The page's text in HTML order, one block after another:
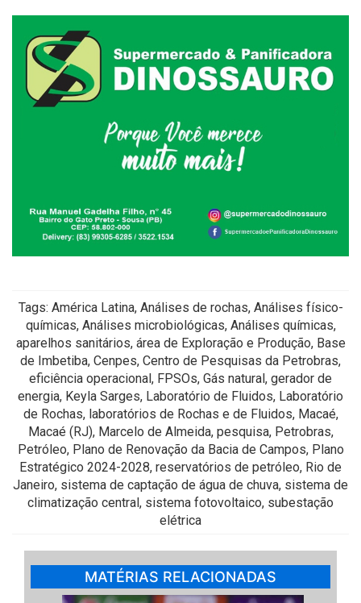
Tags: América Latina, Análises de rochas, Análises físico-
químicas, Análises microbiológicas, Análises químicas,
aparelhos sanitários, área de Exploração e Produção, Base
de Imbetiba, Cenpes, Centro de Pesquisas da Petrobras,
eficiência operacional, FPSOs, Gás natural, gerador de
energia, Keyla Sarges, Laboratório de Fluidos, Laboratório
de Rochas, laboratórios de Rochas e de Fluidos, Macaé,
Macaé (RJ), Marcelo de Almeida, pesquisa, Petrobras,
Petróleo, Plano de Renovação da Bacia de Campos, Plano
Estratégico 2024-2028, reservatórios de petróleo, Rio de
Janeiro, sistema de captação de água de chuva, sistema de
climatização central, sistema fotovoltaico, subestação
elétrica
MATÉRIAS RELACIONADAS